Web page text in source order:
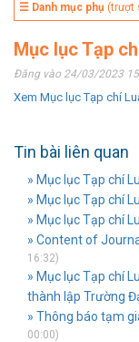
☰ Danh mục phụ (trượt
Mục lục Tạp
Đăng vào 24/03/2023
Xem Mục lục Tạp chí
Tin bài liên quan
» Mục lục Tạp chí
» Mục lục Tạp chí
» Mục lục Tạp chí
» Content of
16:32)
» Mục lục Tạp chí
thành lập Trường
» Thông báo tạm
00:00)